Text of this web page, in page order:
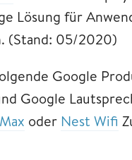
Lösung für
(Stand: 05/2020)
Google
Google
oder Nest Wifi